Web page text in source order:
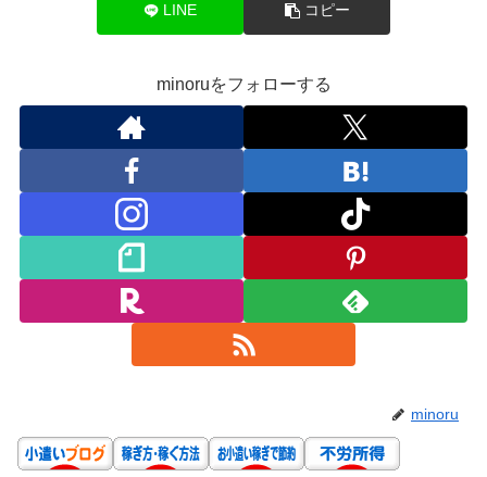
LINE コピー
minoruをフォローする
minoru